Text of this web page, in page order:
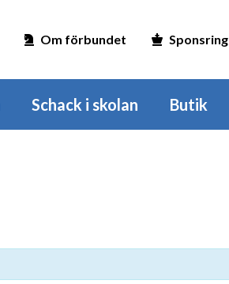
Om förbundet Sponsring
Schack i skolan Butik